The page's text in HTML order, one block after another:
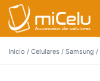
Inicio / Celulares / Samsung /